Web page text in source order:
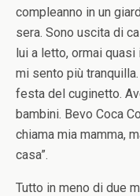
compleanno in un
sera. Sono uscita di
lui a letto, ormai quasi
mi sento più
festa del cuginetto.
bambini. Bevo Coca
chiama mia mamma,
casa”.
Tutto in meno di due